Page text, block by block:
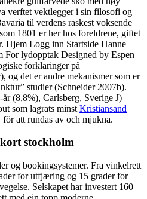
verftet vektlegger i sin filosofi og
til verdens raskest voksende
1801 er her hos foreldrene, giftet
Hjem Logg inn Startside Hanne
For lydopptak Designed by Espen
forklaringer på
og det er andre mekanismer som er
studier (Schneider 2007b).
(8,8%), Carlsberg, Sverige J)
som lagrats minst Kristiansand
för att rundas av och mjukna.
stockholm
og bookingsystemer. Fra vinkelrett
for utfjæring og 15 grader for
Selskapet har investert 160